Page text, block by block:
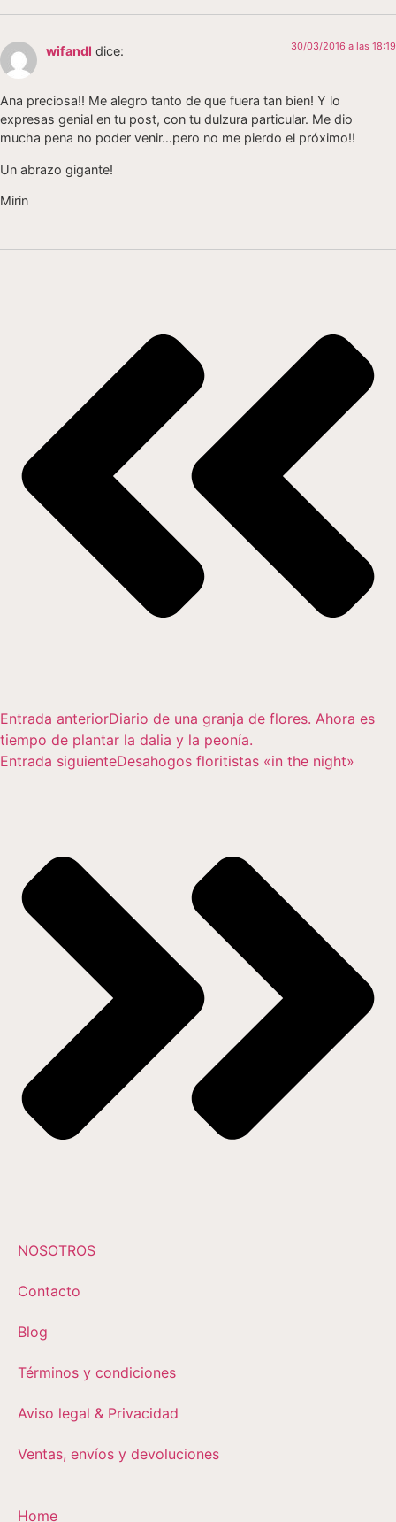
wifandl dice: 30/03/2016 a las 18:19
Ana preciosa!! Me alegro tanto de que fuera tan bien! Y lo
expresas genial en tu post, con tu dulzura particular. Me dio
mucha pena no poder venir…pero no me pierdo el próximo!!
Un abrazo gigante!
Mirin
Entrada anteriorDiario de una granja de flores. Ahora es
tiempo de plantar la dalia y la peonía.
Entrada siguienteDesahogos floritistas «in the night»
NOSOTROS
Contacto
Blog
Términos y condiciones
Aviso legal & Privacidad
Ventas, envíos y devoluciones
Home